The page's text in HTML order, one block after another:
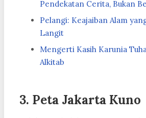
Pendekatan Cerita, Bukan
Pelangi: Keajaiban Alam
Langit
Mengerti Kasih Karunia
Alkitab
3. Peta Jakarta Kuno